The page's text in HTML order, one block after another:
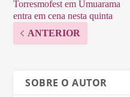
Torresmofest em Umuarama
entra em cena nesta quinta
ANTERIOR
SOBRE O AUTOR